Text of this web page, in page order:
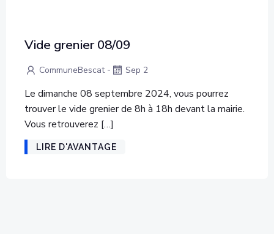
Vide grenier 08/09
CommuneBescat - Sep 2
Le dimanche 08 septembre 2024, vous pourrez
trouver le vide grenier de 8h à 18h devant la mairie.
Vous retrouverez […]
LIRE D'AVANTAGE